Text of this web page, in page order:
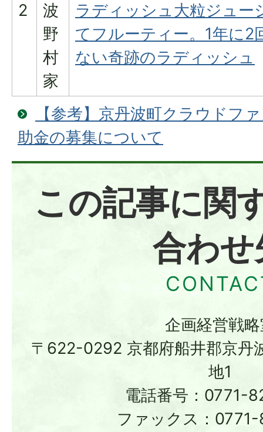
2
波
野
村
家
ラディッシュ大粒ジュー
てフルーティー。1年に2
ない奇跡のラディッシュ
【参考】京丹波町クラウドフ
助金の募集について
この記事に関
合わせ
企画経営戦
〒622-0292 京都府船井郡京丹
地1
電話番号：0771-
ファックス：